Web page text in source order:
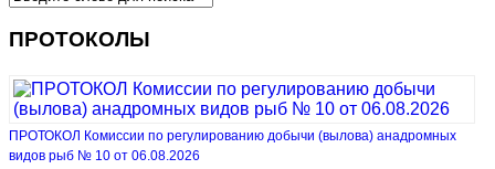
ПРОТОКОЛЫ
ПРОТОКОЛ Комиссии по регулированию добычи (вылова) анадромных
видов рыб № 10 от 06.08.2026